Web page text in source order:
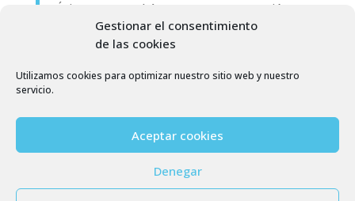
Gestionar el consentimiento
de las cookies
Utilizamos cookies para optimizar nuestro sitio web y nuestro
servicio.
Aceptar cookies
Denegar
Únicamente tendrás que pagar su castración por
adelantado
– Associació Pels Gats CES